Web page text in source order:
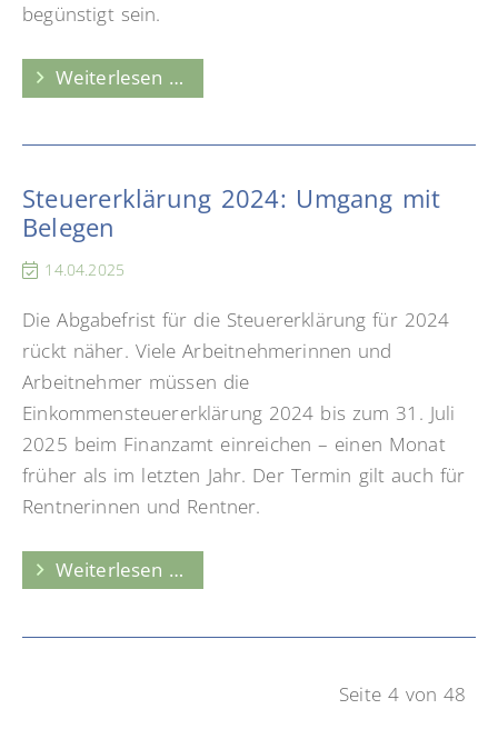
begünstigt sein.
Weiterlesen …
Reisekosten
den
jeder
kennen
Steuererklärung 2024: Umgang mit
Belegen
14.04.2025
Die Abgabefrist für die Steuererklärung für 2024
rückt näher. Viele Arbeitnehmerinnen und
Arbeitnehmer müssen die
Einkommensteuererklärung 2024 bis zum 31. Juli
2025 beim Finanzamt einreichen – einen Monat
früher als im letzten Jahr. Der Termin gilt auch für
Rentnerinnen und Rentner.
Weiterlesen …
Umgang
Seite 4 von 48